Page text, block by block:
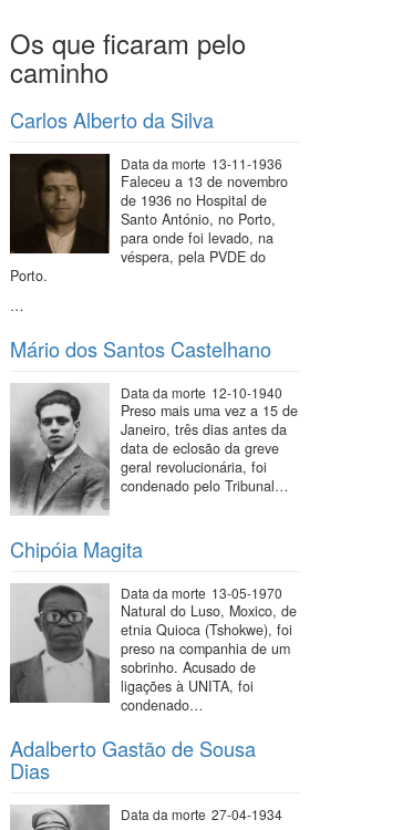
Os que ficaram pelo
caminho
Carlos Alberto da Silva
Data da morte 13-11-1936
Faleceu a 13 de novembro
de 1936 no Hospital de
Santo António, no Porto,
para onde foi levado, na
véspera, pela PVDE do
Porto.
…
Mário dos Santos Castelhano
Data da morte 12-10-1940
Preso mais uma vez a 15 de
Janeiro, três dias antes da
data de eclosão da greve
geral revolucionária, foi
condenado pelo Tribunal…
Chipóia Magita
Data da morte 13-05-1970
Natural do Luso, Moxico, de
etnia Quioca (Tshokwe), foi
preso na companhia de um
sobrinho. Acusado de
ligações à UNITA, foi
condenado…
Adalberto Gastão de Sousa
Dias
Data da morte 27-04-1934